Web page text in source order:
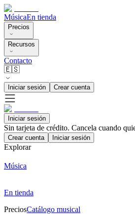
MúsicaEn tienda
Precios
Recursos
Contacto
🇪🇸
Iniciar sesión Crear cuenta
Iniciar sesión
Sin tarjeta de crédito. Cancela cuando
Crear cuenta Iniciar sesión
Explorar
Música
En tienda
PreciosCatálogo musical